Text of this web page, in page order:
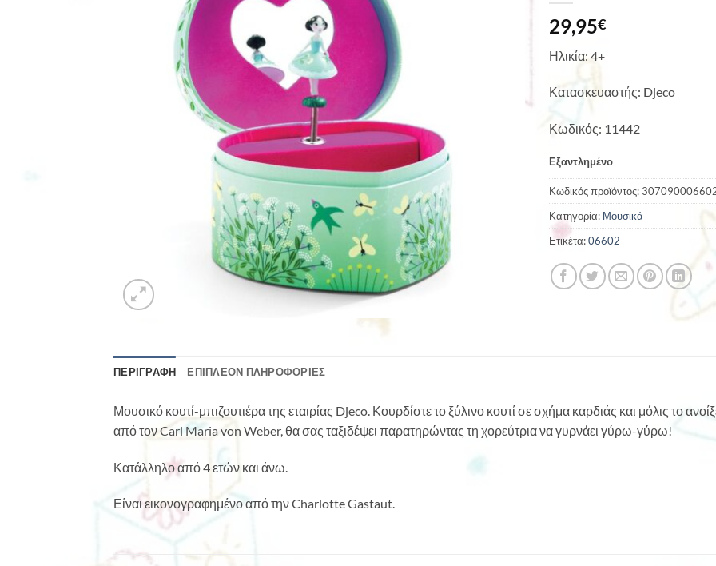
29,95€
Ηλικία: 4+
Κατασκευαστής: Djeco
Κωδικός: 11442
Εξαντλημένο
Κωδικός προϊόντος:
Κατηγορία: Μουσικά
Ετικέτα:06602
ΠΕΡΙΓΡΑΦΉ ΕΠΙΠΛΈΟΝ ΠΛΗΡΟΦΟΡΊΕΣ
Μουσικό κουτί-μπιζουτιέρα της εταιρίας Djeco. Κουρδίστε το ξύλινο κουτί σε σχήμα καρδιάς και μόλις το
από τον Carl Maria von Weber, θα σας ταξιδέψει παρατηρώντας τη χορεύτρια να γυρνάει γύρω-γύρω!
Κατάλληλο από 4 ετών και άνω.
Είναι εικονογραφημένο από την Charlotte Gastaut.